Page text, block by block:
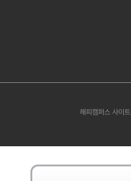
해피캠퍼스 사이